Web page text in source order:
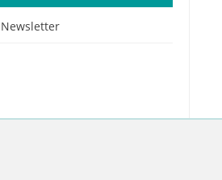
Newsletter